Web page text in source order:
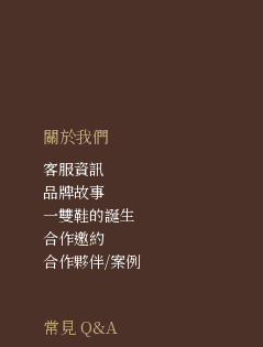
關於我們
客服資訊
品牌故事
一雙鞋的誕生
合作邀約
合作夥伴/案例
常見 Q&A